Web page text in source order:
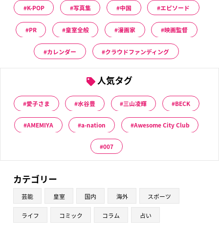
K-POP 写真集 中国 エピソード
PR 皇室全般 漫画家 映画監督
カレンダー クラウドファンディング
人気タグ
愛子さま 水谷豊 三山凌輝 BECK
AMEMIYA a-nation Awesome City Club
007
カテゴリー
芸能 皇室 国内 海外 スポーツ
ライフ コミック コラム 占い